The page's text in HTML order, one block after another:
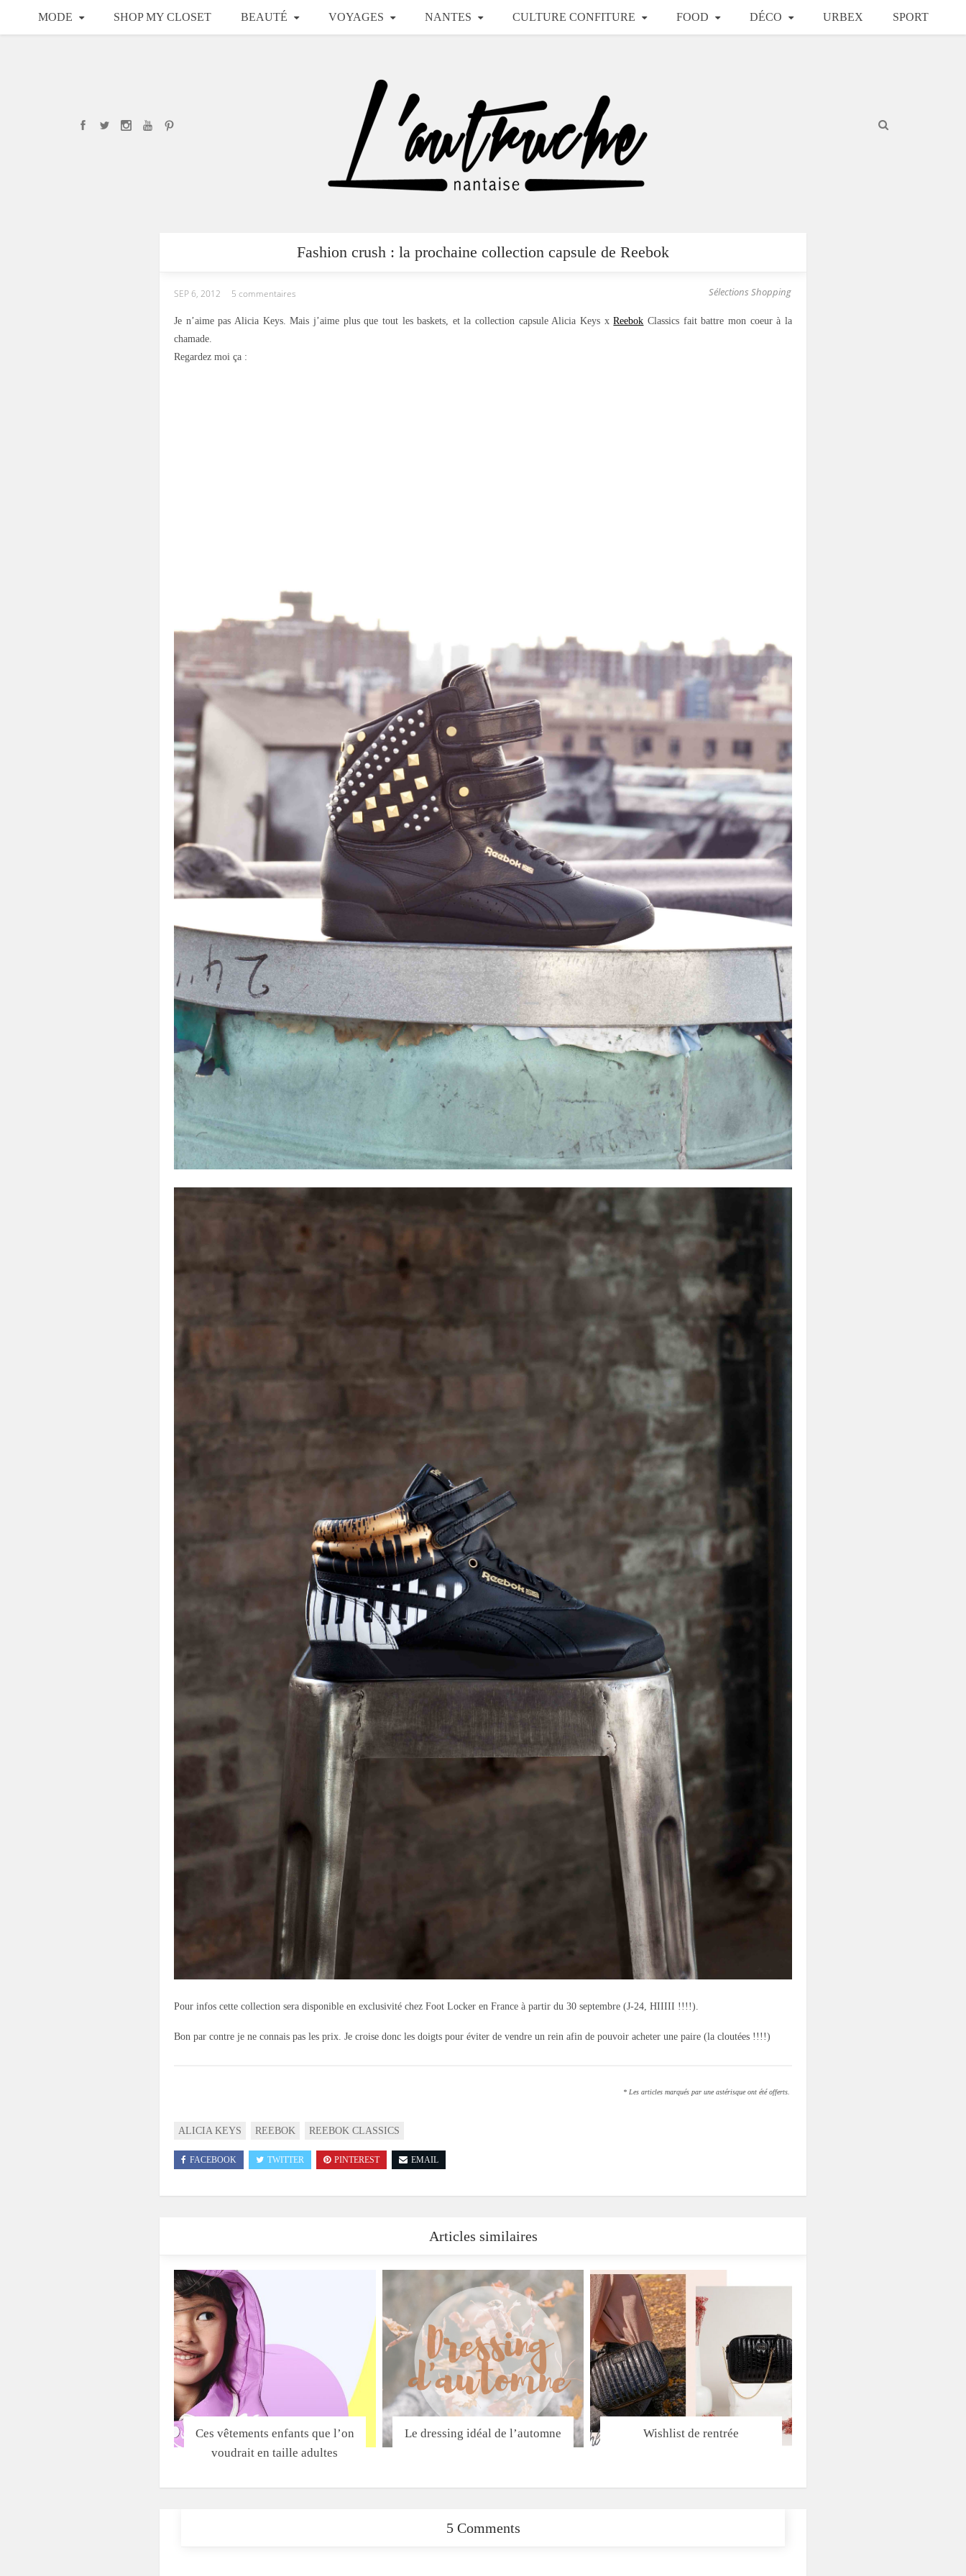
MODE SHOP MY CLOSET BEAUTÉ VOYAGES NANTES CULTURE CONFITURE FOOD DÉCO URBEX SPORT
Fashion crush : la prochaine collection capsule de Reebok
Sélections Shopping
SEP 6, 2012 5 commentaires
Je n’aime pas Alicia Keys. Mais j’aime plus que tout les baskets, et la collection capsule Alicia Keys xReebok Classics fait battre mon coeur à la
chamade.
Regardez moi ça :
Pour infos cette collection sera disponible en exclusivité chez Foot Locker en France à partir du 30 septembre (J-24, HIIIII !!!!).
Bon par contre je ne connais pas les prix. Je croise donc les doigts pour éviter de vendre un rein afin de pouvoir acheter une paire (la cloutées !!!!)
* Les articles marqués par une astérisque ont été offerts.
ALICIA KEYS REEBOK REEBOK CLASSICS
FACEBOOK TWITTER PINTEREST EMAIL
Articles similaires
Ces vêtements enfants que l’on
voudrait en taille adultes
Le dressing idéal de l’automne Wishlist de rentrée
5 Comments